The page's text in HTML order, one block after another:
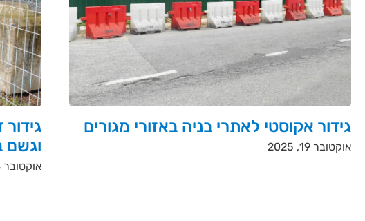
גידור אקוסטי לאתרי בניה באזורי מגורים
אוקטובר 19, 2025
וגשם
אוקטובר 14, 2025